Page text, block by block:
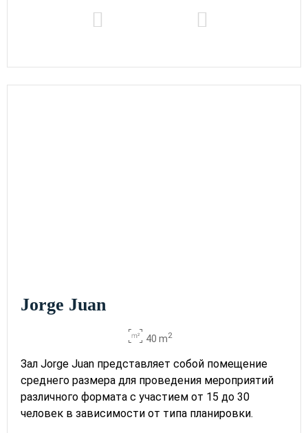
Jorge Juan
40 m2
Зал Jorge Juan представляет собой помещение
среднего размера для проведения мероприятий
различного формата с участием от 15 до 30
человек в зависимости от типа планировки.